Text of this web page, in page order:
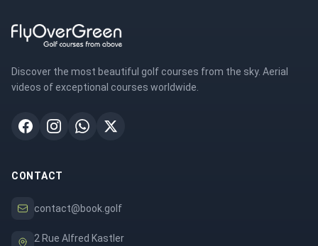
Discover the most beautiful golf courses from the sky. Aerial
videos of exceptional courses worldwide.
CONTACT
contact@book.golf
2 Rue Alfred Kastler